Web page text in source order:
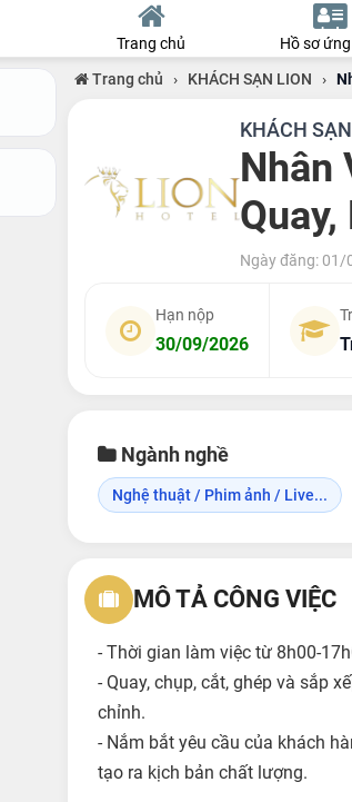
Trang chủ Hồ sơ
Trang chủ › KHÁCH SẠN LION ›
KHÁCH
Nhân
Quay,
Ngày đăng:
Hạn nộp
30/09/2026
Ngành nghề
Nghệ thuật / Phim ảnh / Live...
MÔ TẢ CÔNG VIỆC
- Thời gian làm việc từ 8h00-
- Quay, chụp, cắt, ghép và sắp
chỉnh.
- Nắm bắt yêu cầu của khách
tạo ra kịch bản chất lượng.